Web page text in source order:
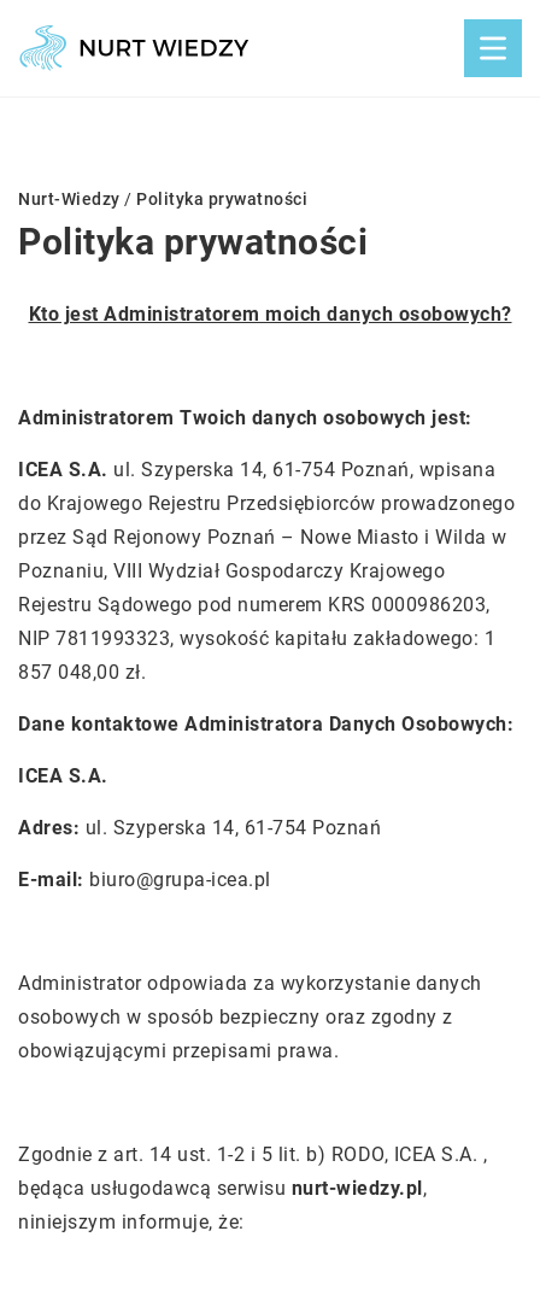
Nurt-Wiedzy / Polityka prywatności
Polityka prywatności
Kto jest Administratorem moich danych osobowych?
Administratorem Twoich danych osobowych jest:
ICEA S.A. ul. Szyperska 14, 61-754 Poznań, wpisana
do Krajowego Rejestru Przedsiębiorców prowadzonego
przez Sąd Rejonowy Poznań – Nowe Miasto i Wilda w
Poznaniu, VIII Wydział Gospodarczy Krajowego
Rejestru Sądowego pod numerem KRS 0000986203,
NIP 7811993323, wysokość kapitału zakładowego: 1
857 048,00 zł.
Dane kontaktowe Administratora Danych Osobowych:
ICEA S.A.
Adres: ul. Szyperska 14, 61-754 Poznań
E-mail: biuro@grupa-icea.pl
Administrator odpowiada za wykorzystanie danych
osobowych w sposób bezpieczny oraz zgodny z
obowiązującymi przepisami prawa.
Zgodnie z art. 14 ust. 1-2 i 5 lit. b) RODO, ICEA S.A. ,
będąca usługodawcą serwisu nurt-wiedzy.pl,
niniejszym informuje, że: